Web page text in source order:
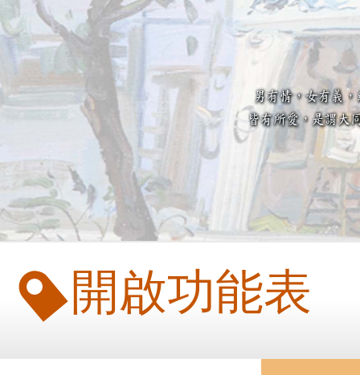
開啟功能表